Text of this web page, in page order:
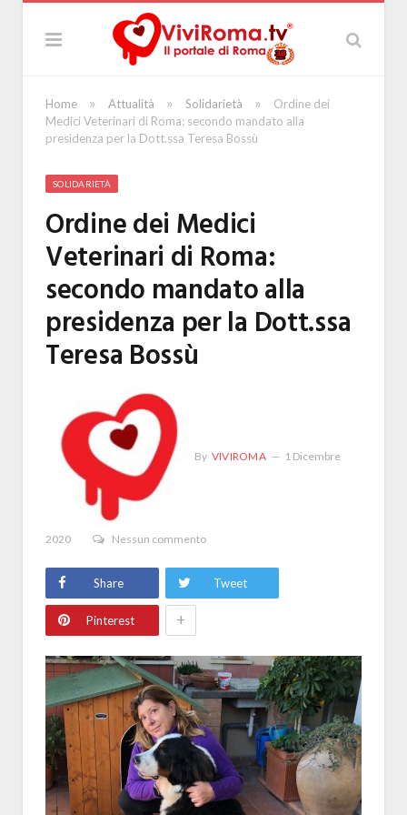
Home » Attualità » Solidarietà »
Ordine dei
Medici Veterinari di Roma: secondo mandato alla
presidenza per la Dott.ssa Teresa Bossù
SOLIDARIETÀ
Ordine dei Medici
Veterinari di Roma:
secondo mandato alla
presidenza per la Dott.ssa
Teresa Bossù
By VIVIROMA 1 Dicembre
2020 Nessun commento
Share Tweet
Pinterest +